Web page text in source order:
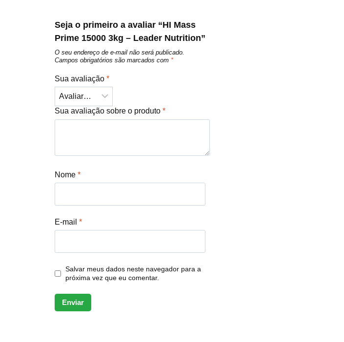
Seja o primeiro a avaliar “HI Mass
Prime 15000 3kg – Leader Nutrition”
O seu endereço de e-mail não será publicado.
Campos obrigatórios são marcados com *
Sua avaliação*
Sua avaliação sobre o produto*
Nome*
E-mail*
Salvar meus dados neste navegador para a
próxima vez que eu comentar.